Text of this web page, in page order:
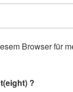
Browser für
?